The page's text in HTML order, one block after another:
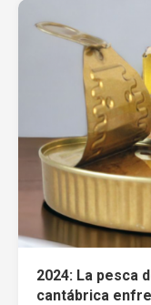
2024: La pesca
cantábrica